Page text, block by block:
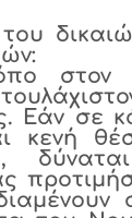
στον
Εάν σε
κενή